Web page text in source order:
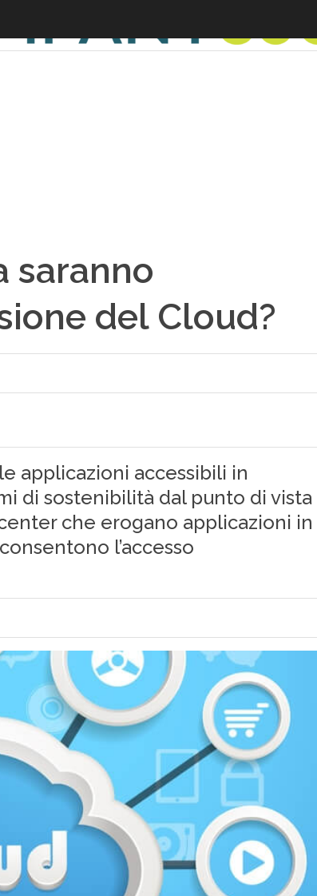
saranno
del Cloud?
applicazioni accessibili in
di sostenibilità dal punto di vista
che erogano applicazioni in
l’accesso
Amazon
A